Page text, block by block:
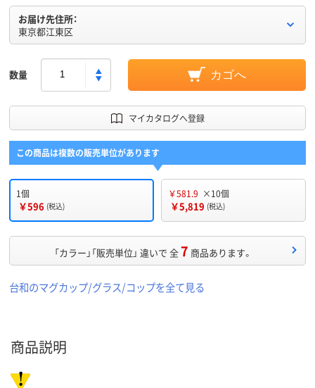
お届け先住所：
東京都江東区
数量 カゴへ
マイカタログへ登録
この商品は複数の販売単位があります
1個
￥596 (税込)
￥581.9 ×10個
￥5,819 (税込)
「カラー」「販売単位」 違いで 全7 商品あります。
台和のマグカップ/グラス/コップを全て見る
商品説明